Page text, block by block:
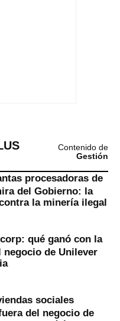
Contenido de
Gestión
procesadoras de
del Gobierno: la
la minería ilegal
qué ganó con la
negocio de Unilever
sociales
del negocio de